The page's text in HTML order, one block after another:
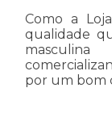
Como a
qualidade
por um bom